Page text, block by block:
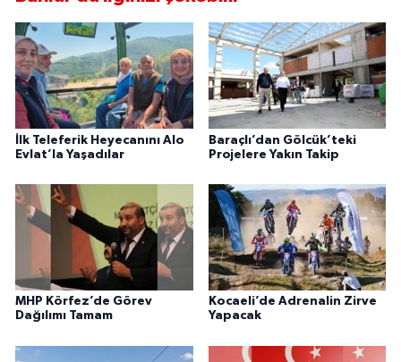
İlk Teleferik Heyecanını Alo
Evlat’la Yaşadılar
Baraçlı’dan Gölcük’teki
Projelere Yakın Takip
MHP Körfez’de Görev
Dağılımı Tamam
Kocaeli’de Adrenalin Zirve
Yapacak